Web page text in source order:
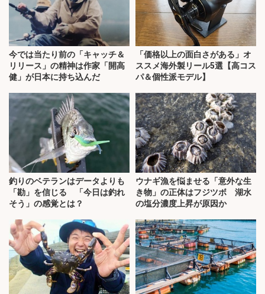
今では当たり前の「キャッチ＆
リリース」の精神は作家「開高
健」が日本に持ち込んだ
「価格以上の面白さがある」オ
ススメ海外製リール5選【高コス
パ＆個性派モデル】
釣りのベテランはデータよりも
「勘」を信じる 「今日は釣れ
そう」の感覚とは？
ウナギ漁を悩ませる「意外な生
き物」の正体はフジツボ 湖水
の塩分濃度上昇が原因か